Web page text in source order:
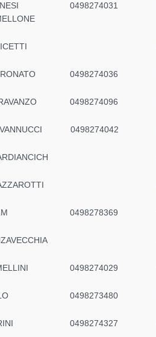
0498274031
0498274036
0498274096
0498274042
0498278369
0498274029
0498273480
0498274327